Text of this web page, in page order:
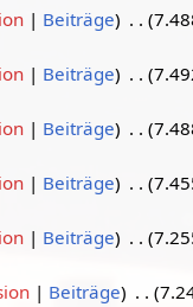
Beiträge
Beiträge
Beiträge
Beiträge
Beiträge
Beiträge